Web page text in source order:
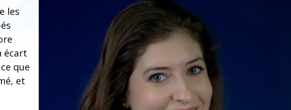
les
écart
que
et